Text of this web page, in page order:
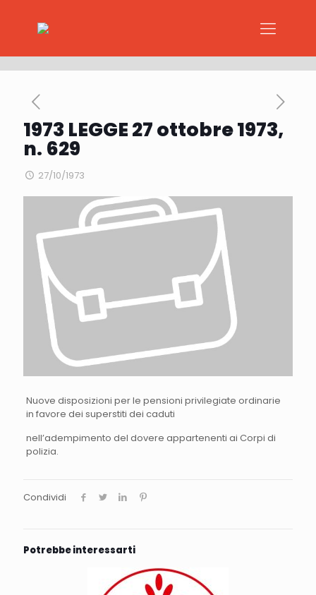
1973 LEGGE 27 ottobre 1973,
n. 629
27/10/1973
Nuove disposizioni per le pensioni privilegiate ordinarie
in favore dei superstiti dei caduti
nell’adempimento del dovere appartenenti ai Corpi di
polizia.
Condividi
Potrebbe interessarti